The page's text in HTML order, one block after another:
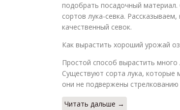
подобрать посадочный
сортов лука-севка.
качественный севок.
Как вырастить хороший урожай
Простой способ вырастить много
Существуют сорта лука,
они не подвержены
Читать дальше →